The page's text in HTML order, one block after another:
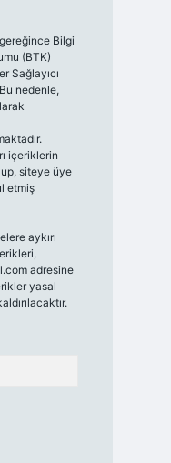
Bilgi
(BTK)
Sağlayıcı
nedenle,
içeriklerin
siteye üye
etmiş
aykırı
adresine
yasal